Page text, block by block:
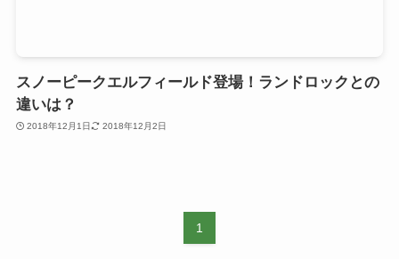
スノーピークエルフィールド登場！ランドロックとの
違いは？
2018年12月1日 2018年12月2日
1